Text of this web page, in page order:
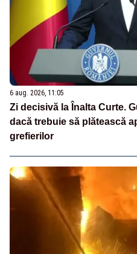
6 aug. 2026, 11:05
Zi decisivă la Înalta Curte.
dacă trebuie să plătească
grefierilor